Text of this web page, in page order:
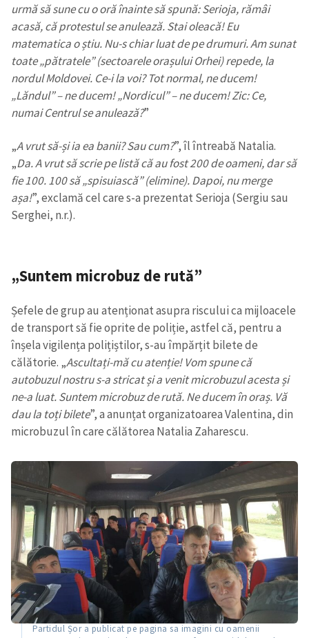
urmă să sune cu o oră înainte să spună: Serioja, rămâi
acasă, că protestul se anulează. Stai oleacă! Eu
matematica o știu. Nu-s chiar luat de pe drumuri. Am sunat
toate „pătratele” (sectoarele orașului Orhei) repede, la
nordul Moldovei. Ce-i la voi? Tot normal, ne ducem!
„Lăndul” – ne ducem! „Nordicul” – ne ducem! Zic: Ce,
numai Centrul se anulează?”
„A vrut să-și ia ea banii? Sau cum?”, îl întreabă Natalia.
„Da. A vrut să scrie pe listă că au fost 200 de oameni, dar să
fie 100. 100 să „spisuiască” (elimine). Dapoi, nu merge
așa!”, exclamă cel care s-a prezentat Serioja (Sergiu sau
Serghei, n.r.).
„Suntem microbuz de rută”
Șefele de grup au atenționat asupra riscului ca mijloacele
de transport să fie oprite de poliție, astfel că, pentru a
înșela vigilența polițiștilor, s-au împărțit bilete de
călătorie. „Ascultați-mă cu atenție! Vom spune că
autobuzul nostru s-a stricat și a venit microbuzul acesta și
ne-a luat. Suntem microbuz de rută. Ne ducem în oraș. Vă
dau la toți bilete”, a anunțat organizatoarea Valentina, din
microbuzul în care călătorea Natalia Zaharescu.
Partidul Șor a publicat pe pagina sa imagini cu oamenii